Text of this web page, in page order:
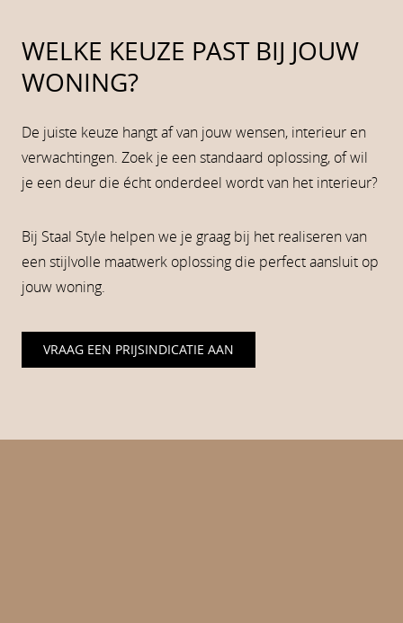
WELKE KEUZE PAST BIJ JOUW
WONING?
De juiste keuze hangt af van jouw wensen, interieur en
verwachtingen. Zoek je een standaard oplossing, of wil
je een deur die écht onderdeel wordt van het interieur?
Bij Staal Style helpen we je graag bij het realiseren van
een stijlvolle maatwerk oplossing die perfect aansluit op
jouw woning.
VRAAG EEN PRIJSINDICATIE AAN